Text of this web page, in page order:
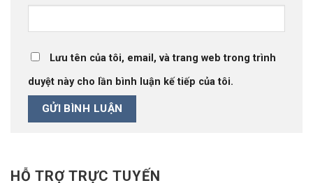
Lưu tên của tôi, email, và trang web trong trình
duyệt này cho lần bình luận kế tiếp của tôi.
HỖ TRỢ TRỰC TUYẾN